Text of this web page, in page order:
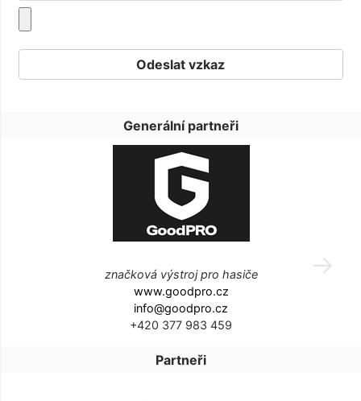
Generální partneři
značková výstroj pro hasiče
www.goodpro.cz
info@goodpro.cz
+420 377 983 459
Partneři